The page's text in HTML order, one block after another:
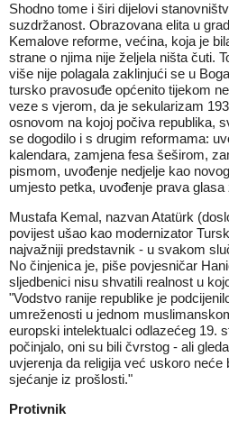
Shodno tome i širi dijelovi
suzdržanost. Obrazovana elita u
Kemalove reforme, većina, koja je
strane o njima nije željela ništa čuti.
više nije polagala zaklinjući se u
tursko pravosuđe općenito tijekom
veze s vjerom, da je sekularizam
osnovom na kojoj počiva republika,
se dogodilo i s drugim reformama:
kalendara, zamjena fesa šeširom,
pismom, uvođenje nedjelje kao
umjesto petka, uvođenje prava glasa
Mustafa Kemal, nazvan Atatürk
povijest ušao kao modernizator
najvažniji predstavnik - u svakom
No činjenica je, piše povjesničar
sljedbenici nisu shvatili realnost u
"Vodstvo ranije republike je
umreženosti u jednom
europski intelektualci odlazećeg 19.
počinjalo, oni su bili čvrstog - ali
uvjerenja da religija već uskoro
sjećanje iz prošlosti."
Protivnik